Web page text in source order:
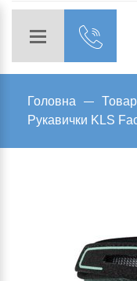
Головна
Рукавички KLS